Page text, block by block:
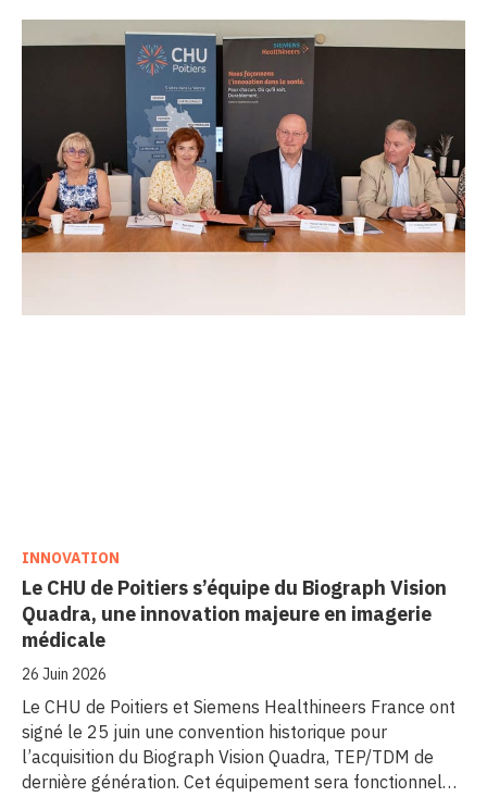
l’Oncopole Claudius Regaud et de leurs partenaires,
lancent CIRCLE, un centre de recherche d’excellence
dédié aux cancers pédiatriques.
Le CHU de Poitiers s’équipe du Biograph Vision
Quadra, une innovation majeure en imagerie
médicale
26 Juin 2026
INNOVATION
Le CHU de Poitiers et Siemens Healthineers France ont
signé le 25 juin une convention historique pour
l’acquisition du Biograph Vision Quadra, TEP/TDM de
dernière génération. Cet équipement sera fonctionnel